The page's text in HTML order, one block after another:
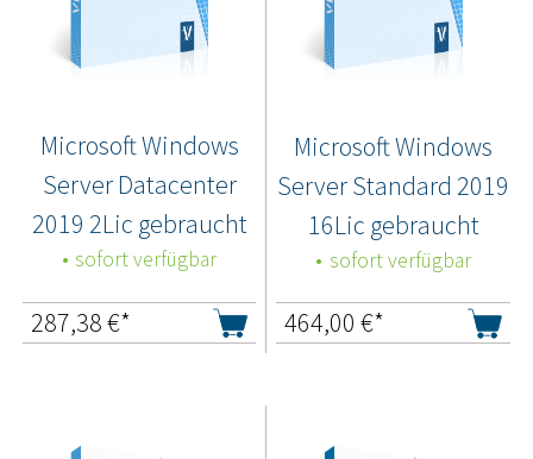
Microsoft Windows
Server Datacenter
2019 2Lic gebraucht
sofort verfügbar
287,38€*
Microsoft Windows
Server Standard 2019
16Lic gebraucht
sofort verfügbar
464,00 €*